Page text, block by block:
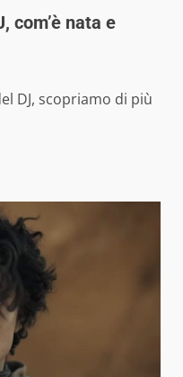
com’è nata e
DJ, scopriamo di più